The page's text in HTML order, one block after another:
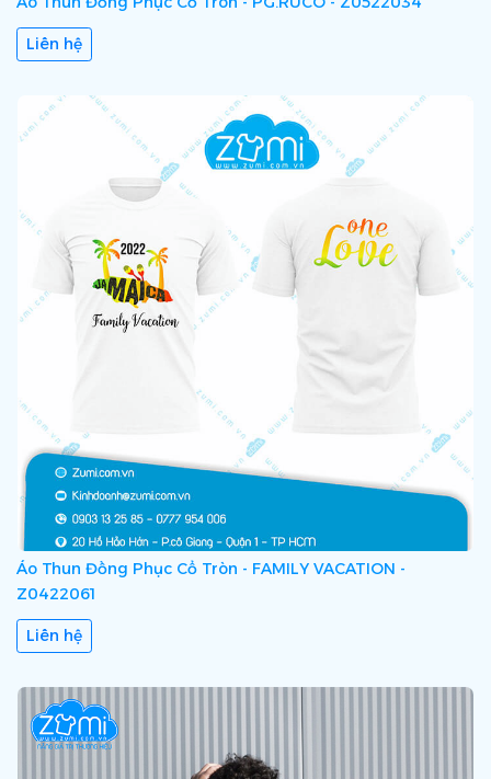
Liên hệ
Áo Thun Đồng Phục Cổ Tròn - FAMILY VACATION -
Z0422061
Liên hệ